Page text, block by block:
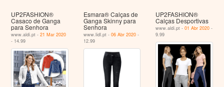
UP2FASHION®
Casaco de Ganga
para Senhora
www.aldi.pt -21 Mar 2020
- 14.99
Esmara® Calças de
Ganga Skinny para
Senhora
www.lidl.pt - 06 Abr 2020-
12.99
UP2FASHION®
Calças Desportivas
www.aldi.pt -01 Abr 2020 -
9.99